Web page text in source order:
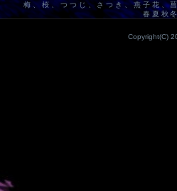
梅、桜、つつじ、さつき、燕子花、
春夏秋
Copyright(C)